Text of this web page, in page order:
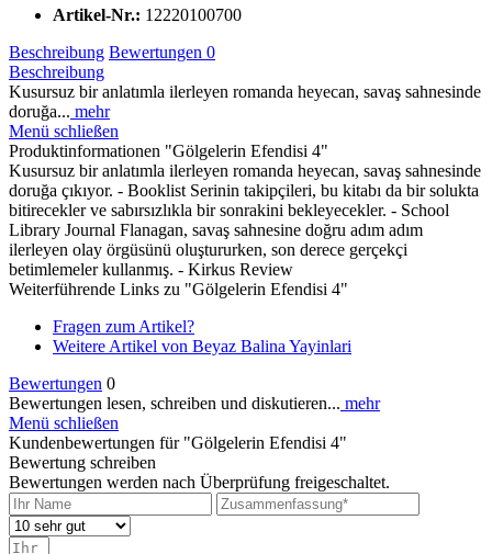
Artikel-Nr.: 12220100700
Beschreibung Bewertungen 0
Beschreibung
Kusursuz bir anlatımla ilerleyen romanda heyecan, savaş sahnesinde
doruğa... mehr
Menü schließen
Produktinformationen "Gölgelerin Efendisi 4"
Kusursuz bir anlatımla ilerleyen romanda heyecan, savaş sahnesinde
doruğa çıkıyor. - Booklist Serinin takipçileri, bu kitabı da bir solukta
bitirecekler ve sabırsızlıkla bir sonrakini bekleyecekler. - School
Library Journal Flanagan, savaş sahnesine doğru adım adım
ilerleyen olay örgüsünü oluştururken, son derece gerçekçi
betimlemeler kullanmış. - Kirkus Review
Weiterführende Links zu "Gölgelerin Efendisi 4"
Fragen zum Artikel?
Weitere Artikel von Beyaz Balina Yayinlari
Bewertungen 0
Bewertungen lesen, schreiben und diskutieren... mehr
Menü schließen
Kundenbewertungen für "Gölgelerin Efendisi 4"
Bewertung schreiben
Bewertungen werden nach Überprüfung freigeschaltet.